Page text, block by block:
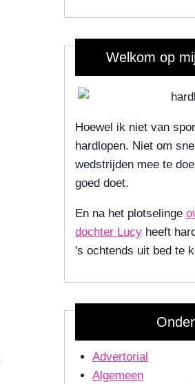
Welkom op
Hoewel ik niet van
hardlopen. Niet om
wedstrijden mee te
goed doet.
En na het plotselinge
dochter Lucyheeft
's ochtends uit bed te
Advertorial
Algemeen